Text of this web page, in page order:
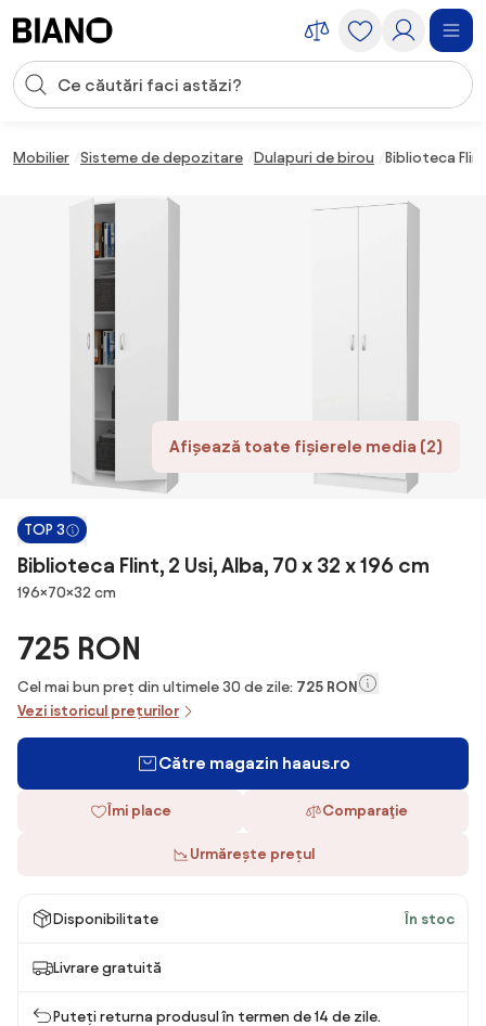
Introducerea căutării
Mobilier Sisteme de depozitare Dulapuri de birou Biblioteca
Afișează toate fișierele media (2)
TOP 3
Biblioteca Flint, 2 Usi, Alba, 70 x 32 x 196 cm
Dimensiuni
196×70×32 cm
725 RON
Cel mai bun preț din ultimele 30 de zile: 725 RON
Vezi istoricul prețurilor
Către magazin haaus.ro
Îmi place Comparaţie
Urmărește prețul
Disponibilitate În stoc
Livrare gratuită
Puteți returna produsul în termen de 14 de zile.